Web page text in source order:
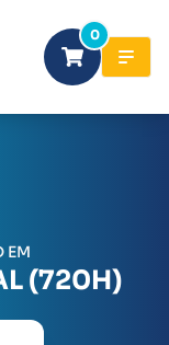
0
EM
(720H)